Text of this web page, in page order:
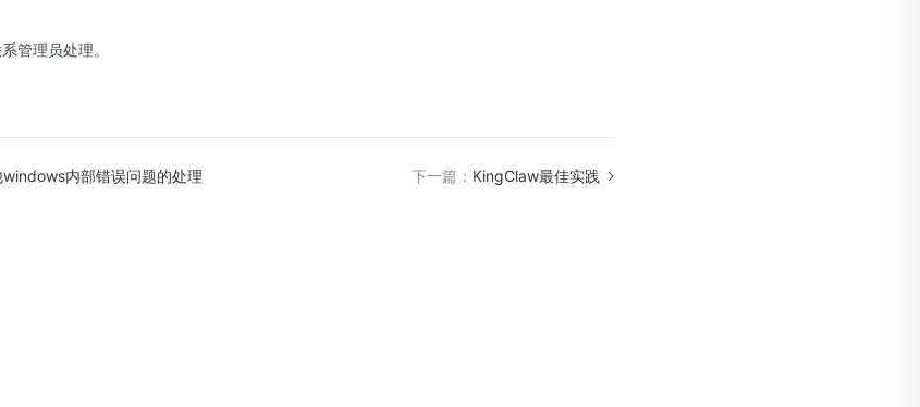
管理员处理。
内部错误问题的处理 下一篇： KingClaw最佳实践